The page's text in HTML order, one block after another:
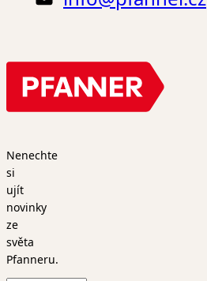
Nenechte
si
ujít
novinky
ze
světa
Pfanneru.